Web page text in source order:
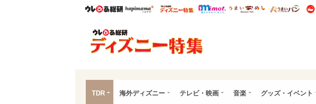
ウレぴあ総研ハピママ* ウレぴあ総研 ディズニー特集
mimot. うまいめし う
TDR 海外ディズニー テレビ・映画 音楽 グッズ・イベント